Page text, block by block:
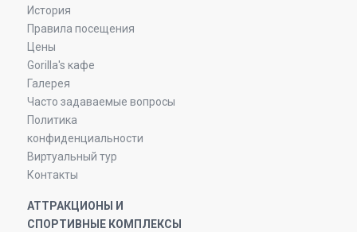
История
Правила посещения
Цены
Gorilla's кафе
Галерея
Часто задаваемые вопросы
Политика
конфиденциальности
Виртуальный тур
Контакты
АТТРАКЦИОНЫ И
СПОРТИВНЫЕ КОМПЛЕКСЫ